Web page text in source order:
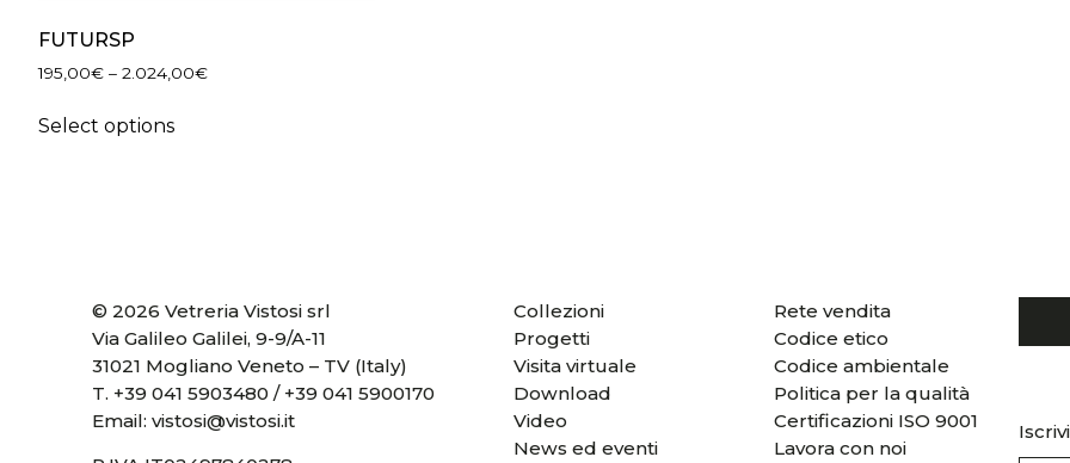
FUTURSP
195,00€ – 2.024,00€
Select options
© 2026 Vetreria Vistosi srl
Via Galileo Galilei, 9-9/A-11
31021 Mogliano Veneto – TV (Italy)
T. +39 041 5903480 / +39 041 5900170
Email:vistosi@vistosi.it
Collezioni
Progetti
Visita virtuale
Download
Video
News ed eventi
Rete vendita
Codice etico
Codice ambientale
Politica per la qualità
Certificazioni ISO 9001
Lavora con noi